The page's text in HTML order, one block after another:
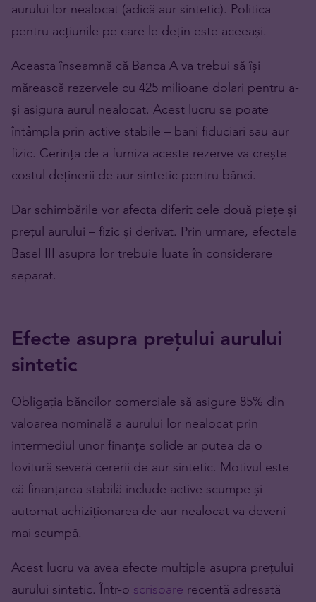
aurului lor nealocat (adică aur sintetic). Politica
pentru acțiunile pe care le dețin este aceeași.
Aceasta înseamnă că Banca A va trebui să își
mărească rezervele cu 425 milioane dolari pentru a-
și asigura aurul nealocat. Acest lucru se poate
întâmpla prin active stabile – bani fiduciari sau aur
fizic. Cerința de a furniza aceste rezerve va crește
costul deținerii de aur sintetic pentru bănci.
Dar schimbările vor afecta diferit cele două piețe și
prețul aurului – fizic și derivat. Prin urmare, efectele
Basel III asupra lor trebuie luate în considerare
separat.
Efecte asupra prețului aurului
sintetic
Obligația băncilor comerciale să asigure 85% din
valoarea nominală a aurului lor nealocat prin
intermediul unor finanțe solide ar putea da o
lovitură severă cererii de aur sintetic. Motivul este
că finanțarea stabilă include active scumpe și
automat achiziționarea de aur nealocat va deveni
mai scumpă.
Acest lucru va avea efecte multiple asupra prețului
aurului sintetic. Într-o scrisoare recentă adresată